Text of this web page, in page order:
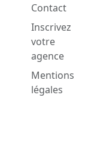
Contact
Inscrivez
votre
agence
Mentions
légales